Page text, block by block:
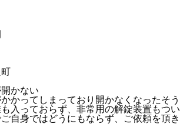
かない
かってしまっており開かなくなったそう
入っておらず、非常用の解錠装置もつい
自身ではどうにもならず、ご依頼を頂き